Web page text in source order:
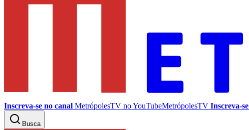
Inscreva-se no canal MetrópolesTV noYouTubeMetrópolesTV Inscreva-se
Busca